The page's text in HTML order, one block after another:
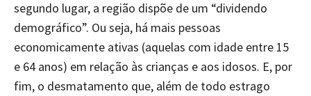
segundo lugar, a região dispõe de um “dividendo
demográfico”. Ou seja, há mais pessoas
economicamente ativas (aquelas com idade entre 15
e 64 anos) em relação às crianças e aos idosos. E, por
fim, o desmatamento que, além de todo estrago